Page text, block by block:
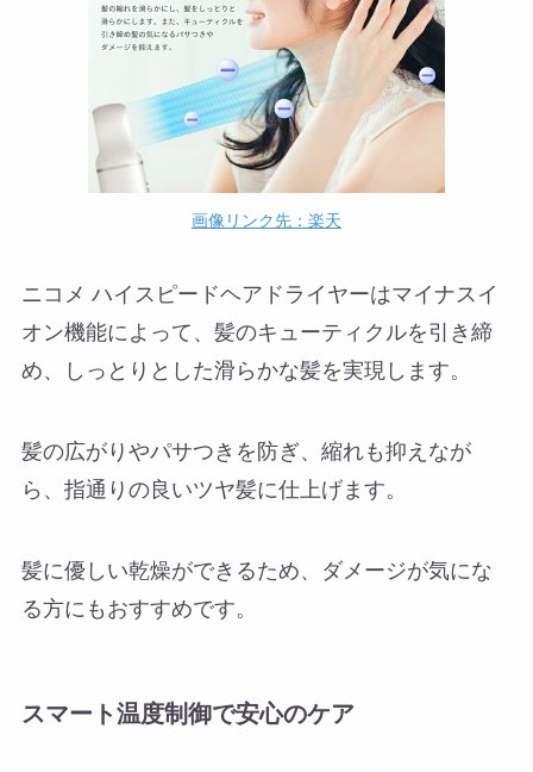
画像リンク先：楽天
ニコメ ハイスピードヘアドライヤーはマイナスイ
オン機能によって、髪のキューティクルを引き締
め、しっとりとした滑らかな髪を実現します。
髪の広がりやパサつきを防ぎ、縮れも抑えなが
ら、指通りの良いツヤ髪に仕上げます。
髪に優しい乾燥ができるため、ダメージが気にな
る方にもおすすめです。
スマート温度制御で安心のケア